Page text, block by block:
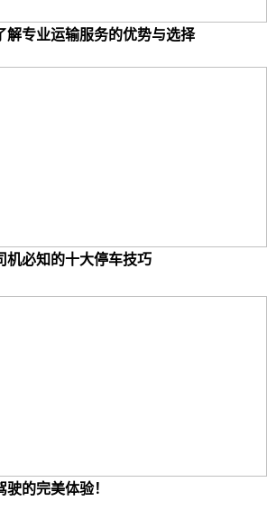
解专业运输服务的优势与选择
机必知的十大停车技巧
的完美体验！